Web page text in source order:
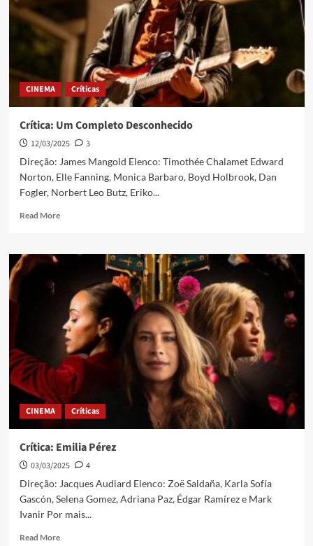
CINEMA Críticas
Crítica: Um Completo Desconhecido
12/03/2025
3
Direção: James Mangold Elenco: Timothée Chalamet Edward
Norton, Elle Fanning, Monica Barbaro, Boyd Holbrook, Dan
Fogler, Norbert Leo Butz, Eriko...
Read More
CINEMA Críticas
Crítica: Emilia Pérez
03/03/2025
4
Direção: Jacques Audiard Elenco: Zoë Saldaña, Karla Sofía
Gascón, Selena Gomez, Adriana Paz, Édgar Ramírez e Mark
Ivanir Por mais...
Read More